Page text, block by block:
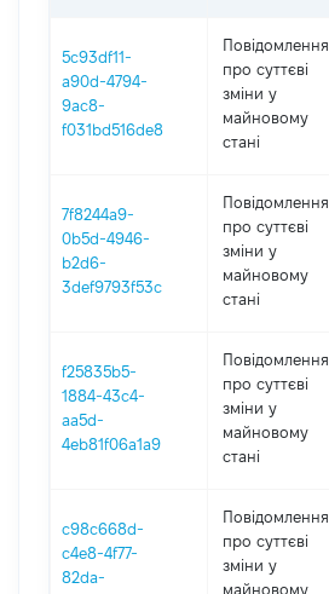
5c93df11-
a90d-4794-
9ac8-
f031bd516de8
Повідомлення
про суттєві
зміни y
майновому
стані
7f8244a9-
0b5d-4946-
b2d6-
3def9793f53c
Повідомлення
про суттєві
зміни y
майновому
стані
f25835b5-
1884-43c4-
aa5d-
4eb81f06a1a9
Повідомлення
про суттєві
зміни y
майновому
стані
c98c668d-
c4e8-4f77-
82da-
Повідомлення
про суттєві
зміни y
майновому